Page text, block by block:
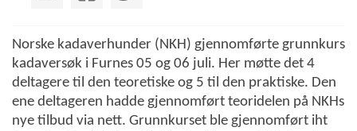
Norske kadaverhunder (NKH) gjennomførte grunnkurs
kadaversøk i Furnes 05 og 06 juli. Her møtte det 4
deltagere til den teoretiske og 5 til den praktiske. Den
ene deltageren hadde gjennomført teoridelen på NKHs
nye tilbud via nett. Grunnkurset ble gjennomført iht